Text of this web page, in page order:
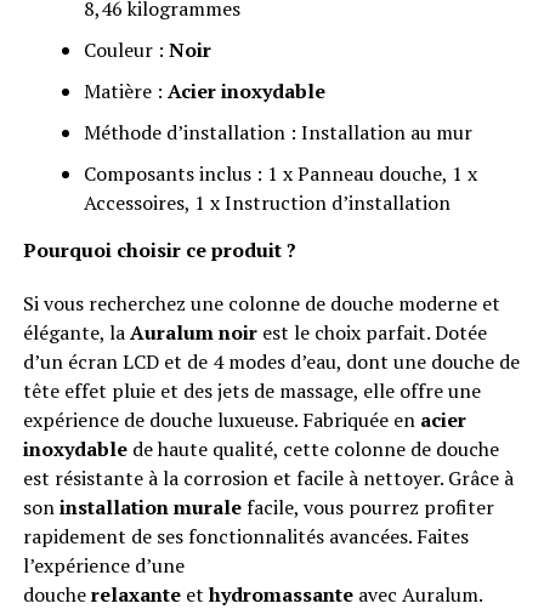
8,46 kilogrammes
Couleur : Noir
Matière : Acier inoxydable
Méthode d’installation : Installation au mur
Composants inclus : 1 x Panneau douche, 1 x
Accessoires, 1 x Instruction d’installation
Pourquoi choisir ce produit ?
Si vous recherchez une colonne de douche moderne et
élégante, laAuralum noirest le choix parfait. Dotée
d’un écran LCD et de 4 modes d’eau, dont une douche de
tête effet pluie et des jets de massage, elle offre une
expérience de douche luxueuse. Fabriquée en acier
inoxydablede haute qualité, cette colonne de douche
est résistante à la corrosion et facile à nettoyer. Grâce à
soninstallation muralefacile, vous pourrez profiter
rapidement de ses fonctionnalités avancées. Faites
l’expérience d’une
doucherelaxanteethydromassanteavec Auralum.